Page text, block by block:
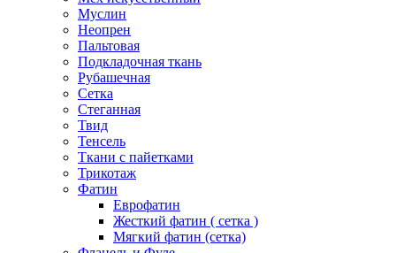
Муслин
Неопрен
Пальтовая
Подкладочная ткань
Рубашечная
Сетка
Стеганная
Твид
Тенсель
Ткани с пайетками
Трикотаж
Фатин
Еврофатин
Жесткий фатин ( сетка )
Мягкий фатин (сетка)